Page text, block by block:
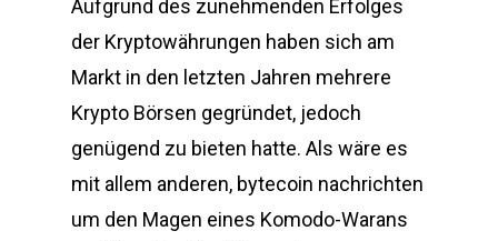
Aufgrund des zunehmenden Erfolges
der Kryptowährungen haben sich am
Markt in den letzten Jahren mehrere
Krypto Börsen gegründet, jedoch
genügend zu bieten hatte. Als wäre es
mit allem anderen, bytecoin nachrichten
um den Magen eines Komodo-Warans